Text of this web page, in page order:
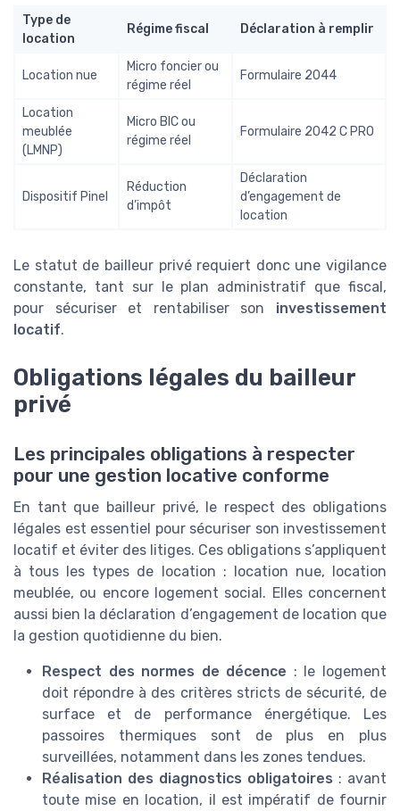
Type de
location
Régime fiscal Déclaration à remplir
Location nue
Micro foncier ou
régime réel
Formulaire 2044
Location
meublée
(LMNP)
Micro BIC ou
régime réel
Formulaire 2042 C PRO
Dispositif Pinel
Réduction
d’impôt
Déclaration
d’engagement de
location
Le statut de bailleur privé requiert donc une vigilance
constante, tant sur le plan administratif que fiscal,
pour sécuriser et rentabiliser son investissement
locatif.
Obligations légales du bailleur
privé
Les principales obligations à respecter
pour une gestion locative conforme
En tant que bailleur privé, le respect des obligations
légales est essentiel pour sécuriser son investissement
locatif et éviter des litiges. Ces obligations s’appliquent
à tous les types de location : location nue, location
meublée, ou encore logement social. Elles concernent
aussi bien la déclaration d’engagement de location que
la gestion quotidienne du bien.
Respect des normes de décence : le logement
doit répondre à des critères stricts de sécurité, de
surface et de performance énergétique. Les
passoires thermiques sont de plus en plus
surveillées, notamment dans les zones tendues.
Réalisation des diagnostics obligatoires : avant
toute mise en location, il est impératif de fournir